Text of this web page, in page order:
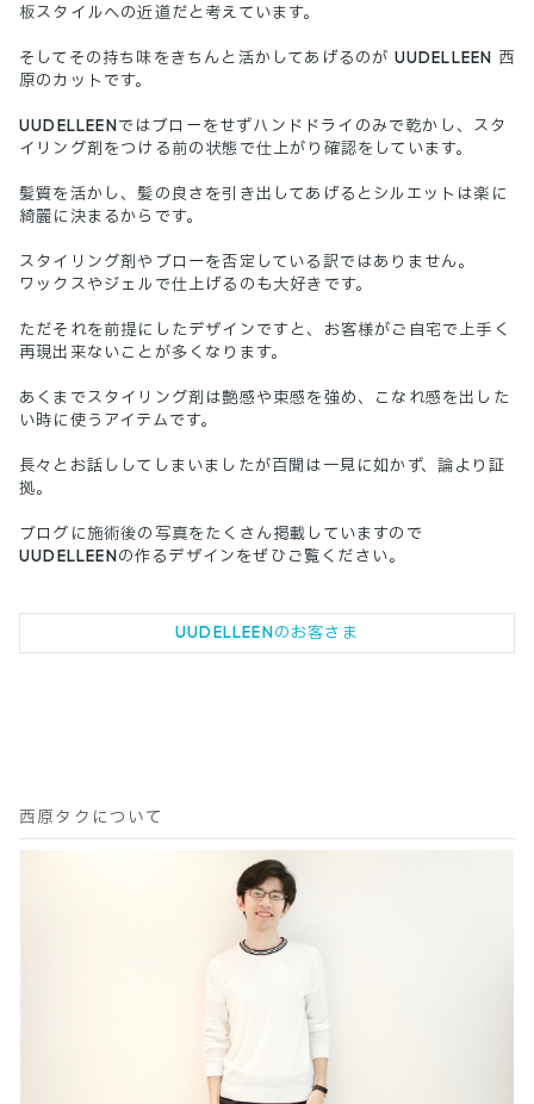
板スタイルへの近道だと考えています。
そしてその持ち味をきちんと活かしてあげるのが UUDELLEEN 西
原のカットです。
UUDELLEENではブローをせずハンドドライのみで乾かし、スタ
イリング剤をつける前の状態で仕上がり確認をしています。
髪質を活かし、髪の良さを引き出してあげるとシルエットは楽に
綺麗に決まるからです。
スタイリング剤やブローを否定している訳ではありません。
ワックスやジェルで仕上げるのも大好きです。
ただそれを前提にしたデザインですと、お客様がご自宅で上手く
再現出来ないことが多くなります。
あくまでスタイリング剤は艶感や束感を強め、こなれ感を出した
い時に使うアイテムです。
長々とお話ししてしまいましたが百聞は一見に如かず、論より証
拠。
ブログに施術後の写真をたくさん掲載していますので
UUDELLEENの作るデザインをぜひご覧ください。
UUDELLEENのお客さま
西原タクについて